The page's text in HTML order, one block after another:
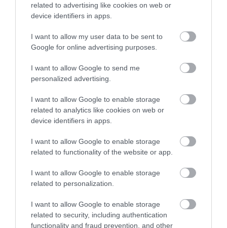
related to advertising like cookies on web or
device identifiers in apps.
I want to allow my user data to be sent to
Google for online advertising purposes.
I want to allow Google to send me
personalized advertising.
I want to allow Google to enable storage
related to analytics like cookies on web or
device identifiers in apps.
I want to allow Google to enable storage
related to functionality of the website or app.
I want to allow Google to enable storage
related to personalization.
I want to allow Google to enable storage
related to security, including authentication
functionality and fraud prevention, and other
egymásutánban dolgozhatA Setét Torony
Chuck életemegfilmesítésén.)
Kiderült, melyik klasszikus
Steven Spielberg kedvenc filmje
Miről szól A Talizmán?
A 12 éves Jack Sawyer kalandos útra készül: a keleti
parti New Hampshire-ből akar átgyalogolni egészen
a kaliforniai partokig, hogy megtalálja a talizmánt,
amely megmentheti haldokló édesanyja életét.
Mégis megfilmesítik?